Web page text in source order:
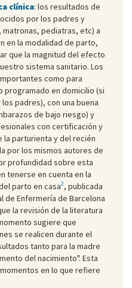
clínica: los resultados de
por los padres y
pediatras, etc) a
en la modalidad de parto,
que la magnitud del efecto
sistema sanitario. Los
como para
programado en domicilio (si
padres), con una buena
de bajo riesgo) y
con certificación y
la parturienta y del recién
por los mismos autores de
profundidad sobre esta
tenerse en cuenta en la
parto en casa2, publicada
de Enfermería de Barcelona
la revisión de la literatura
sugiere que
se realicen durante el
tanto para la madre
del nacimiento". Esta
en lo que refiere